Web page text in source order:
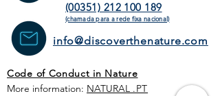
(00351) 212 100 189
(chamada para a rede fixa nacional)
info@discoverthenature.com
Code of Conduct in Nature
More information: NATURAL .PT